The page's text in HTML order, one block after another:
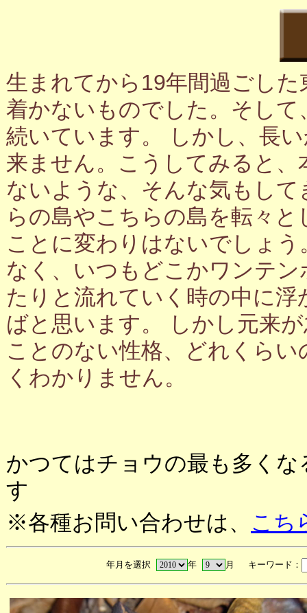
生まれてから19年間過ごし
着かないものでした。そし
続いています。 しかし、長
来ません。こうしてみると
ないような、そんな気もし
らの島やこちらの島を転々
ことに変わりはないでしょ
なく、いつもどこかワンテ
たりと流れていく時の中に
ばと思います。 しかし元来
ことのない性格、どれくら
くわかりません。
かつてはチョウの最も多く
す
※各種お問い合わせは、 こち
年月を選択 年 月 キーワード：